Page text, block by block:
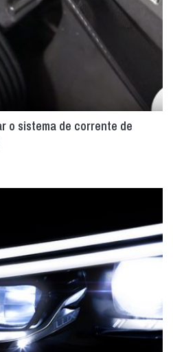
o sistema de corrente de